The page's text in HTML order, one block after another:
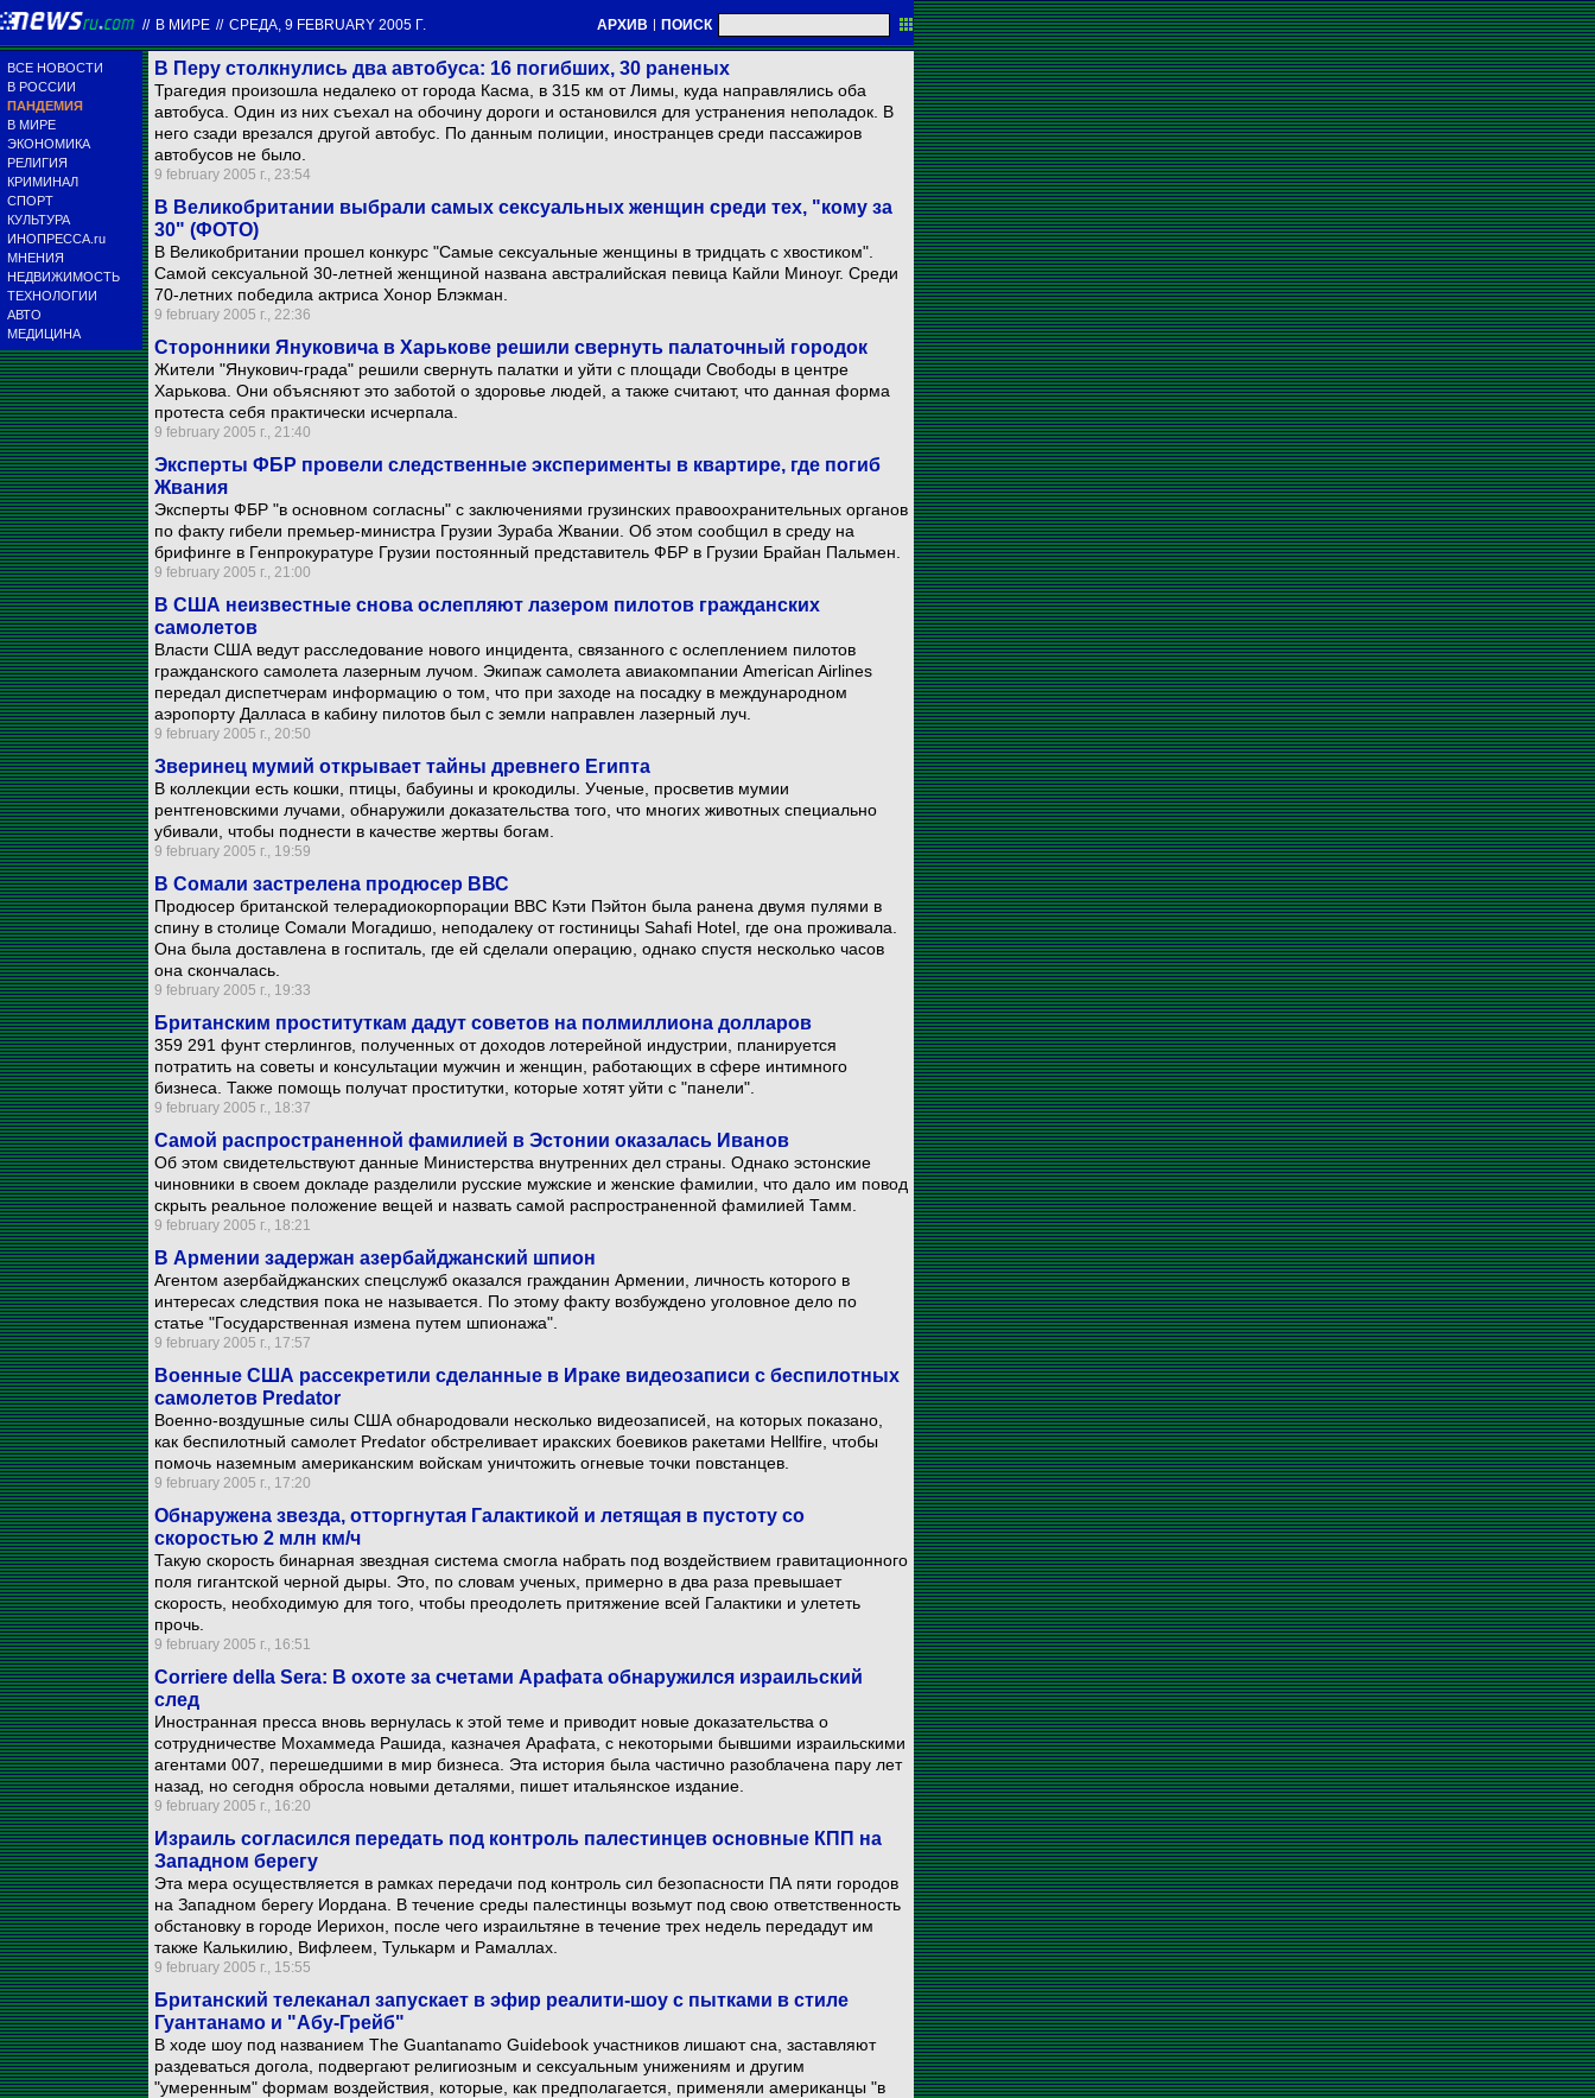
// В МИРЕ // СРЕДА, 9 FEBRUARY 2005 Г. АРХИВ | ПОИСК
ВСЕ НОВОСТИ
В РОССИИ
ПАНДЕМИЯ
В МИРЕ
ЭКОНОМИКА
РЕЛИГИЯ
КРИМИНАЛ
СПОРТ
КУЛЬТУРА
ИНОПРЕССА.ru
МНЕНИЯ
НЕДВИЖИМОСТЬ
ТЕХНОЛОГИИ
АВТО
МЕДИЦИНА
В Перу столкнулись два автобуса: 16 погибших, 30 раненых
Трагедия произошла недалеко от города Касма, в 315 км от Лимы, куда направлялись оба
автобуса. Один из них съехал на обочину дороги и остановился для устранения неполадок. В
него сзади врезался другой автобус. По данным полиции, иностранцев среди пассажиров
автобусов не было.
9 february 2005 г., 23:54
В Великобритании выбрали самых сексуальных женщин среди тех, "кому за
30" (ФОТО)
В Великобритании прошел конкурс "Самые сексуальные женщины в тридцать с хвостиком".
Самой сексуальной 30-летней женщиной названа австралийская певица Кайли Миноуг. Среди
70-летних победила актриса Хонор Блэкман.
9 february 2005 г., 22:36
Сторонники Януковича в Харькове решили свернуть палаточный городок
Жители "Янукович-града" решили свернуть палатки и уйти с площади Свободы в центре
Харькова. Они объясняют это заботой о здоровье людей, а также считают, что данная форма
протеста себя практически исчерпала.
9 february 2005 г., 21:40
Эксперты ФБР провели следственные эксперименты в квартире, где погиб
Жвания
Эксперты ФБР "в основном согласны" с заключениями грузинских правоохранительных органов
по факту гибели премьер-министра Грузии Зураба Жвании. Об этом сообщил в среду на
брифинге в Генпрокуратуре Грузии постоянный представитель ФБР в Грузии Брайан Пальмен.
9 february 2005 г., 21:00
В США неизвестные снова ослепляют лазером пилотов гражданских
самолетов
Власти США ведут расследование нового инцидента, связанного с ослеплением пилотов
гражданского самолета лазерным лучом. Экипаж самолета авиакомпании American Airlines
передал диспетчерам информацию о том, что при заходе на посадку в международном
аэропорту Далласа в кабину пилотов был с земли направлен лазерный луч.
9 february 2005 г., 20:50
Зверинец мумий открывает тайны древнего Египта
В коллекции есть кошки, птицы, бабуины и крокодилы. Ученые, просветив мумии
рентгеновскими лучами, обнаружили доказательства того, что многих животных специально
убивали, чтобы поднести в качестве жертвы богам.
9 february 2005 г., 19:59
В Сомали застрелена продюсер ВВС
Продюсер британской телерадиокорпорации BBC Кэти Пэйтон была ранена двумя пулями в
спину в столице Сомали Могадишо, неподалеку от гостиницы Sahafi Hotel, где она проживала.
Она была доставлена в госпиталь, где ей сделали операцию, однако спустя несколько часов
она скончалась.
9 february 2005 г., 19:33
Британским проституткам дадут советов на полмиллиона долларов
359 291 фунт стерлингов, полученных от доходов лотерейной индустрии, планируется
потратить на советы и консультации мужчин и женщин, работающих в сфере интимного
бизнеса. Также помощь получат проститутки, которые хотят уйти с "панели".
9 february 2005 г., 18:37
Самой распространенной фамилией в Эстонии оказалась Иванов
Об этом свидетельствуют данные Министерства внутренних дел страны. Однако эстонские
чиновники в своем докладе разделили русские мужские и женские фамилии, что дало им повод
скрыть реальное положение вещей и назвать самой распространенной фамилией Тамм.
9 february 2005 г., 18:21
В Армении задержан азербайджанский шпион
Агентом азербайджанских спецслужб оказался гражданин Армении, личность которого в
интересах следствия пока не называется. По этому факту возбуждено уголовное дело по
статье "Государственная измена путем шпионажа".
9 february 2005 г., 17:57
Военные США рассекретили сделанные в Ираке видеозаписи с беспилотных
самолетов Predator
Военно-воздушные силы США обнародовали несколько видеозаписей, на которых показано,
как беспилотный самолет Predator обстреливает иракских боевиков ракетами Hellfire, чтобы
помочь наземным американским войскам уничтожить огневые точки повстанцев.
9 february 2005 г., 17:20
Обнаружена звезда, отторгнутая Галактикой и летящая в пустоту со
скоростью 2 млн км/ч
Такую скорость бинарная звездная система смогла набрать под воздействием гравитационного
поля гигантской черной дыры. Это, по словам ученых, примерно в два раза превышает
скорость, необходимую для того, чтобы преодолеть притяжение всей Галактики и улететь
прочь.
9 february 2005 г., 16:51
Corriere della Sera: В охоте за счетами Арафата обнаружился израильский
след
Иностранная пресса вновь вернулась к этой теме и приводит новые доказательства о
сотрудничестве Мохаммеда Рашида, казначея Арафата, с некоторыми бывшими израильскими
агентами 007, перешедшими в мир бизнеса. Эта история была частично разоблачена пару лет
назад, но сегодня обросла новыми деталями, пишет итальянское издание.
9 february 2005 г., 16:20
Израиль согласился передать под контроль палестинцев основные КПП на
Западном берегу
Эта мера осуществляется в рамках передачи под контроль сил безопасности ПА пяти городов
на Западном берегу Иордана. В течение среды палестинцы возьмут под свою ответственность
обстановку в городе Иерихон, после чего израильтяне в течение трех недель передадут им
также Калькилию, Вифлеем, Тулькарм и Рамаллах.
9 february 2005 г., 15:55
Британский телеканал запускает в эфир реалити-шоу с пытками в стиле
Гуантанамо и "Абу-Грейб"
В ходе шоу под названием The Guantanamo Guidebook участников лишают сна, заставляют
раздеваться догола, подвергают религиозным и сексуальным унижениям и другим
"умеренным" формам воздействия, которые, как предполагается, применяли американцы "в